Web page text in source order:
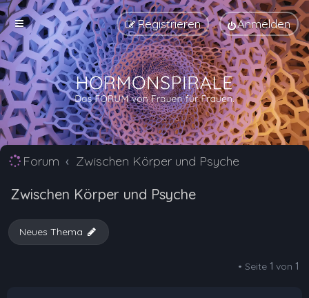
Anmelden
Registrieren
Forum Zwischen Körper und Psyche
Zwischen Körper und Psyche
Neues Thema
• Seite 1 von 1